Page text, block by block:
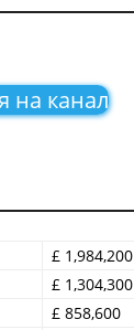
на канал
£ 1,984,200
£ 1,304,300
£ 858,600